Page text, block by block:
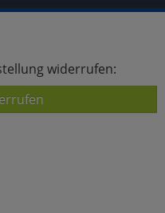
widerrufen: